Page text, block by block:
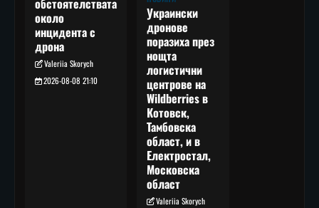
обстоятелствата
около
инцидента с
дрона
Valeriia Skorych
2026-08-08 21:10
Украински
дронове
поразиха през
нощта
логистични
центрове на
Wildberries в
Котовск,
Тамбовска
област, и в
Електростал,
Московска
област
Valeriia Skorych